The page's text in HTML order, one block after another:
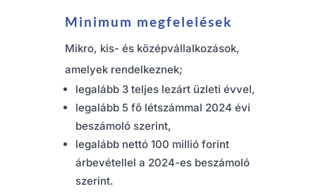
Minimum megfelelések
Mikro, kis- és középvállalkozások,
amelyek rendelkeznek;
legalább 3 teljes lezárt üzleti évvel,
legalább 5 fő létszámmal 2024 évi
beszámoló szerint,
legalább nettó 100 millió forint
árbevétellel a 2024-es beszámoló
szerint.